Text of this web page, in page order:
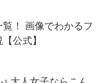
！ 画像でわかるフ
公式】